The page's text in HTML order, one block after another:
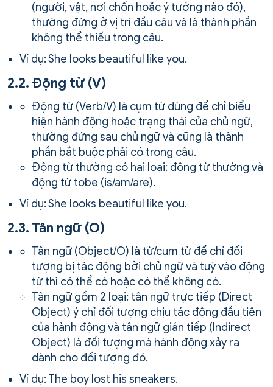
(người, vật, nơi chốn hoặc ý tưởng nào đó),
thường đứng ở vị trí đầu câu và là thành phần
không thể thiếu trong câu.
Ví dụ: She looks beautiful like you.
2.2. Động từ (V)
Động từ (Verb/V) là cụm từ dùng để chỉ biểu
hiện hành động hoặc trạng thái của chủ ngữ,
thường đứng sau chủ ngữ và cũng là thành
phần bắt buộc phải có trong câu.
Động từ thường có hai loại: động từ thường và
động từ tobe (is/am/are).
Ví dụ: She looks beautiful like you.
2.3. Tân ngữ (O)
Tân ngữ (Object/O) là từ/cụm từ để chỉ đối
tượng bị tác động bởi chủ ngữ và tuỳ vào động
từ thì có thể có hoặc có thể không có.
Tân ngữ gồm 2 loại: tân ngữ trực tiếp (Direct
Object) ý chỉ đối tượng chịu tác động đầu tiên
của hành động và tân ngữ gián tiếp (Indirect
Object) là đối tượng mà hành động xảy ra
dành cho đối tượng đó.
Ví dụ: The boy lost his sneakers.